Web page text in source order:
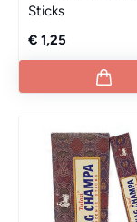
Sticks
€ 1,25